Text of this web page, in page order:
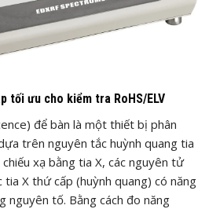
tối ưu cho kiểm tra RoHS/ELV
để bàn là một thiết bị phân
trên nguyên tắc huỳnh quang tia
xạ bằng tia X, các nguyên tử
X thứ cấp (huỳnh quang) có năng
tố. Bằng cách đo năng